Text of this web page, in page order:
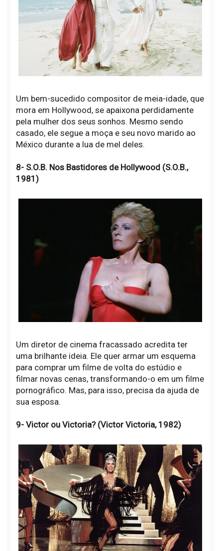
Um bem-sucedido compositor de meia-idade, que
mora em Hollywood, se apaixona perdidamente
pela mulher dos seus sonhos. Mesmo sendo
casado, ele segue a moça e seu novo marido ao
México durante a lua de mel deles.
8- S.O.B. Nos Bastidores de Hollywood (S.O.B.,
1981)
Um diretor de cinema fracassado acredita ter
uma brilhante ideia. Ele quer armar um esquema
para comprar um filme de volta do estúdio e
filmar novas cenas, transformando-o em um filme
pornográfico. Mas, para isso, precisa da ajuda de
sua esposa.
9- Victor ou Victoria? (Victor Victoria, 1982)